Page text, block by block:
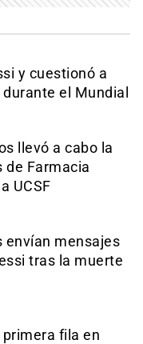
y cuestionó a
el Mundial
llevó a cabo la
de Farmacia
UCSF
envían mensajes
tras la muerte
fila en